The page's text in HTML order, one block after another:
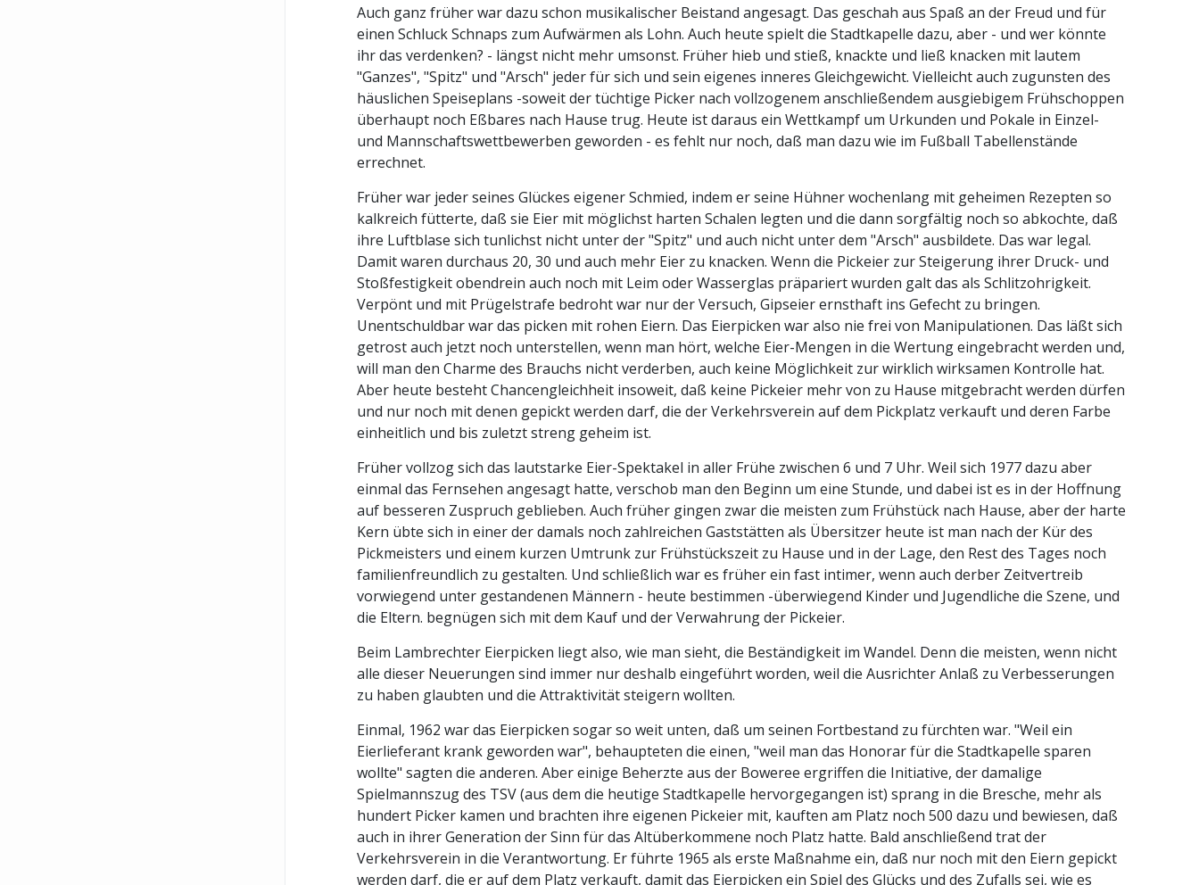
Auch ganz früher war dazu schon musikalischer Beistand angesagt. Das geschah aus Spaß an der Freud und für
einen Schluck Schnaps zum Aufwärmen als Lohn. Auch heute spielt die Stadtkapelle dazu, aber - und wer könnte
ihr das verdenken? - längst nicht mehr umsonst. Früher hieb und stieß, knackte und ließ knacken mit lautem
"Ganzes", "Spitz" und "Arsch" jeder für sich und sein eigenes inneres Gleichgewicht. Vielleicht auch zugunsten des
häuslichen Speiseplans -soweit der tüchtige Picker nach vollzogenem anschließendem ausgiebigem Frühschoppen
überhaupt noch Eßbares nach Hause trug. Heute ist daraus ein Wettkampf um Urkunden und Pokale in Einzel-
und Mannschaftswettbewerben geworden - es fehlt nur noch, daß man dazu wie im Fußball Tabellenstände
errechnet.
Früher war jeder seines Glückes eigener Schmied, indem er seine Hühner wochenlang mit geheimen Rezepten so
kalkreich fütterte, daß sie Eier mit möglichst harten Schalen legten und die dann sorgfältig noch so abkochte, daß
ihre Luftblase sich tunlichst nicht unter der "Spitz" und auch nicht unter dem "Arsch" ausbildete. Das war legal.
Damit waren durchaus 20, 30 und auch mehr Eier zu knacken. Wenn die Pickeier zur Steigerung ihrer Druck- und
Stoßfestigkeit obendrein auch noch mit Leim oder Wasserglas präpariert wurden galt das als Schlitzohrigkeit.
Verpönt und mit Prügelstrafe bedroht war nur der Versuch, Gipseier ernsthaft ins Gefecht zu bringen.
Unentschuldbar war das picken mit rohen Eiern. Das Eierpicken war also nie frei von Manipulationen. Das läßt sich
getrost auch jetzt noch unterstellen, wenn man hört, welche Eier-Mengen in die Wertung eingebracht werden und,
will man den Charme des Brauchs nicht verderben, auch keine Möglichkeit zur wirklich wirksamen Kontrolle hat.
Aber heute besteht Chancengleichheit insoweit, daß keine Pickeier mehr von zu Hause mitgebracht werden dürfen
und nur noch mit denen gepickt werden darf, die der Verkehrsverein auf dem Pickplatz verkauft und deren Farbe
einheitlich und bis zuletzt streng geheim ist.
Früher vollzog sich das lautstarke Eier-Spektakel in aller Frühe zwischen 6 und 7 Uhr. Weil sich 1977 dazu aber
einmal das Fernsehen angesagt hatte, verschob man den Beginn um eine Stunde, und dabei ist es in der Hoffnung
auf besseren Zuspruch geblieben. Auch früher gingen zwar die meisten zum Frühstück nach Hause, aber der harte
Kern übte sich in einer der damals noch zahlreichen Gaststätten als Übersitzer heute ist man nach der Kür des
Pickmeisters und einem kurzen Umtrunk zur Frühstückszeit zu Hause und in der Lage, den Rest des Tages noch
familienfreundlich zu gestalten. Und schließlich war es früher ein fast intimer, wenn auch derber Zeitvertreib
vorwiegend unter gestandenen Männern - heute bestimmen -überwiegend Kinder und Jugendliche die Szene, und
die Eltern. begnügen sich mit dem Kauf und der Verwahrung der Pickeier.
Beim Lambrechter Eierpicken liegt also, wie man sieht, die Beständigkeit im Wandel. Denn die meisten, wenn nicht
alle dieser Neuerungen sind immer nur deshalb eingeführt worden, weil die Ausrichter Anlaß zu Verbesserungen
zu haben glaubten und die Attraktivität steigern wollten.
Einmal, 1962 war das Eierpicken sogar so weit unten, daß um seinen Fortbestand zu fürchten war. "Weil ein
Eierlieferant krank geworden war", behaupteten die einen, "weil man das Honorar für die Stadtkapelle sparen
wollte" sagten die anderen. Aber einige Beherzte aus der Boweree ergriffen die Initiative, der damalige
Spielmannszug des TSV (aus dem die heutige Stadtkapelle hervorgegangen ist) sprang in die Bresche, mehr als
hundert Picker kamen und brachten ihre eigenen Pickeier mit, kauften am Platz noch 500 dazu und bewiesen, daß
auch in ihrer Generation der Sinn für das Altüberkommene noch Platz hatte. Bald anschließend trat der
Verkehrsverein in die Verantwortung. Er führte 1965 als erste Maßnahme ein, daß nur noch mit den Eiern gepickt
werden darf, die er auf dem Platz verkauft, damit das Eierpicken ein Spiel des Glücks und des Zufalls sei, wie es